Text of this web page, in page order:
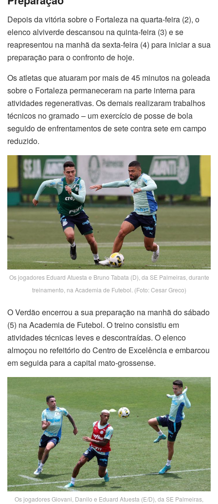
Depois da vitória sobre o Fortaleza na quarta-feira (2), o
elenco alviverde descansou na quinta-feira (3) e se
reapresentou na manhã da sexta-feira (4) para iniciar a sua
preparação para o confronto de hoje.
Os atletas que atuaram por mais de 45 minutos na goleada
sobre o Fortaleza permaneceram na parte interna para
atividades regenerativas. Os demais realizaram trabalhos
técnicos no gramado – um exercício de posse de bola
seguido de enfrentamentos de sete contra sete em campo
reduzido.
Os jogadores Eduard Atuesta e Bruno Tabata (D), da SE Palmeiras, durante
treinamento, na Academia de Futebol. (Foto: Cesar Greco)
O Verdão encerrou a sua preparação na manhã do sábado
(5) na Academia de Futebol. O treino consistiu em
atividades técnicas leves e descontraídas. O elenco
almoçou no refeitório do Centro de Excelência e embarcou
em seguida para a capital mato-grossense.
Os jogadores Giovani, Danilo e Eduard Atuesta (E/D), da SE Palmeiras,